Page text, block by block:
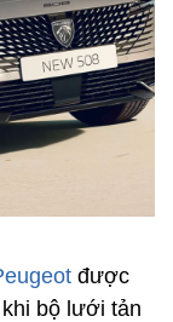
được
bộ lưới tản